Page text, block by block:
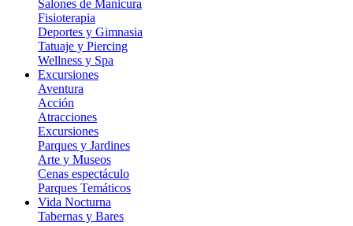
Salones de Manicura
Fisioterapia
Deportes y Gimnasia
Tatuaje y Piercing
Wellness y Spa
Excursiones
Aventura
Acción
Atracciones
Excursiones
Parques y Jardines
Arte y Museos
Cenas espectáculo
Parques Temáticos
Vida Nocturna
Tabernas y Bares